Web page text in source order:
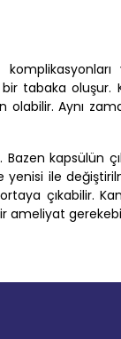
tabaka oluşur.
olabilir. Aynı
kapsülün
yenisi ile
çıkabilir.
ameliyat